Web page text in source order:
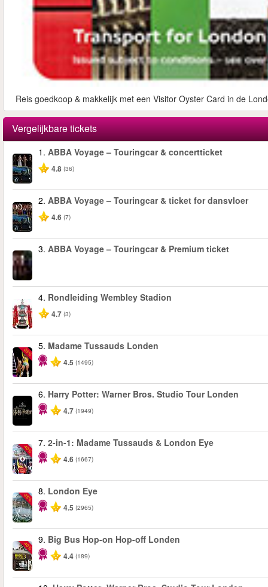
Reis goedkoop & makkelijk met een Visitor Oyster Card in de
Vergelijkbare tickets
1. ABBA Voyage – Touringcar & concertticket
4.8 (36)
2. ABBA Voyage – Touringcar & ticket for dansvloer
4.6 (7)
3. ABBA Voyage – Touringcar & Premium ticket
4. Rondleiding Wembley Stadion
4.7 (3)
-25%
5. Madame Tussauds Londen
4.5 (1495)
6. Harry Potter: Warner Bros. Studio Tour Londen
4.7 (1949)
-40%
7. 2-in-1: Madame Tussauds & London Eye
4.6 (1667)
-25%
8. London Eye
4.5 (2965)
-40%
9. Big Bus Hop-on Hop-off Londen
4.4 (189)